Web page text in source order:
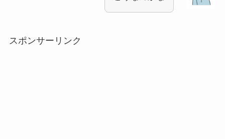
スポンサーリンク